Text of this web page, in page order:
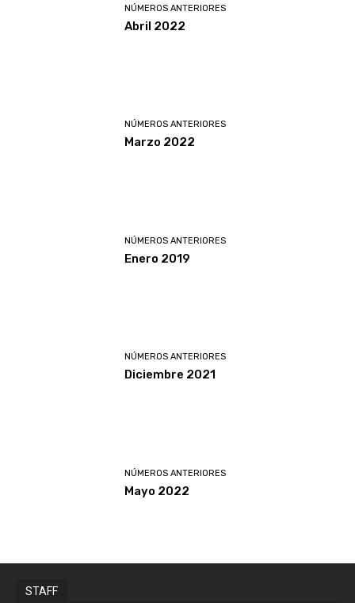
NÚMEROS ANTERIORES
Abril 2022
NÚMEROS ANTERIORES
Marzo 2022
NÚMEROS ANTERIORES
Enero 2019
NÚMEROS ANTERIORES
Diciembre 2021
NÚMEROS ANTERIORES
Mayo 2022
STAFF